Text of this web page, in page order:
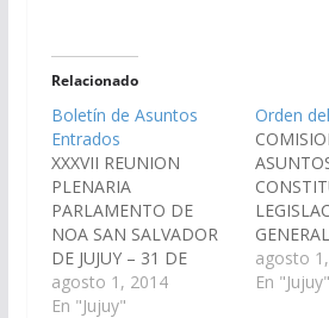
Relacionado
Boletín de Asuntos
Entrados
XXXVII REUNION
PLENARIA
PARLAMENTO DE
NOA SAN SALVADOR
DE JUJUY – 31 DE
JULIO Y 01 DE
AGOSTO DE 2014
agosto 1, 2014
En "Jujuy"
Orden
775/S/
agosto
En "Jujuy"